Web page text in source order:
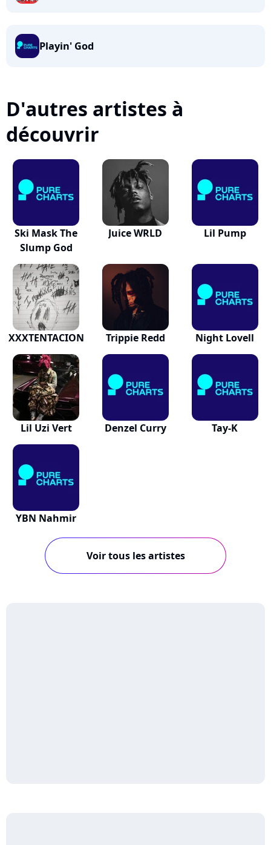
Playin' God
D'autres artistes à
découvrir
Ski Mask The
Slump God
Juice WRLD Lil Pump
XXXTENTACION Trippie Redd Night Lovell
Lil Uzi Vert Denzel Curry Tay-K
YBN Nahmir
Voir tous les artistes